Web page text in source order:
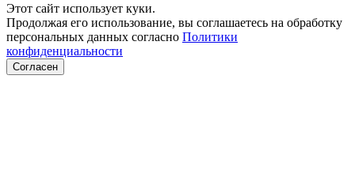
Этот сайт использует куки.
Продолжая его использование, вы соглашаетесь на обработку
персональных данных согласно Политики
конфиденциальности
Согласен